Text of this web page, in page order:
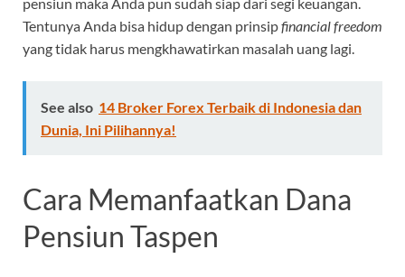
Tentunya Anda bisa hidup dengan prinsipfinancial freedom
yang tidak harus mengkhawatirkan masalah uang lagi.
See also 14 Broker Forex Terbaik di Indonesia dan
Dunia, Ini Pilihannya!
Cara Memanfaatkan Dana
Pensiun Taspen